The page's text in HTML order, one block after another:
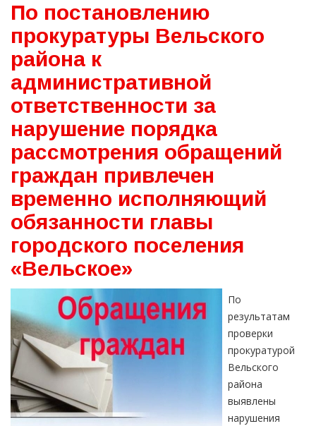
По постановлению
прокуратуры Вельского
района к
административной
ответственности за
нарушение порядка
рассмотрения обращений
граждан привлечен
временно исполняющий
обязанности главы
городского поселения
«Вельское»
По
результатам
проверки
прокуратурой
Вельского
района
выявлены
нарушения